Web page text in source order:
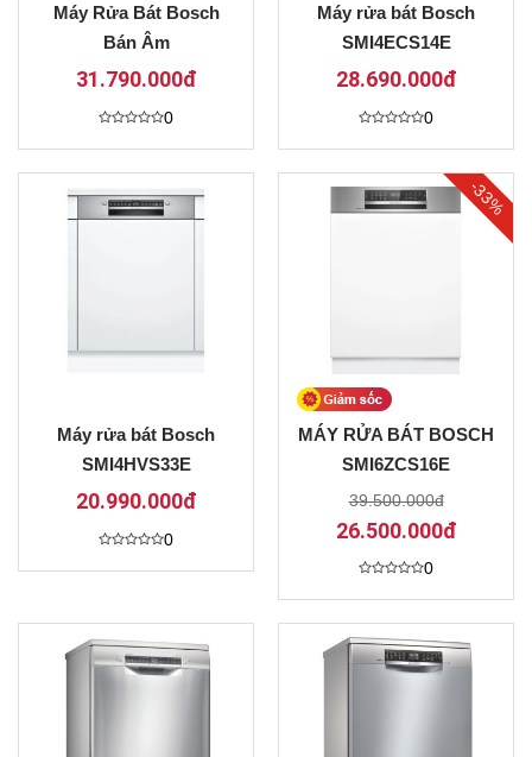
Máy Rửa Bát Bosch
Bán Âm
HMH.SMI4HCS48E
31.790.000đ
xếp
0
sao
0
Máy rửa bát Bosch
SMI4ECS14E
28.690.000đ
xếp
0
5
sao
0
Máy rửa bát Bosch
SMI4HVS33E
20.990.000đ
xếp
sao
0
-33%
MÁY RỬA BÁT BOSCH
SMI6ZCS16E
39.500.000đ
26.500.000đ
xếp
0
5
sao
0